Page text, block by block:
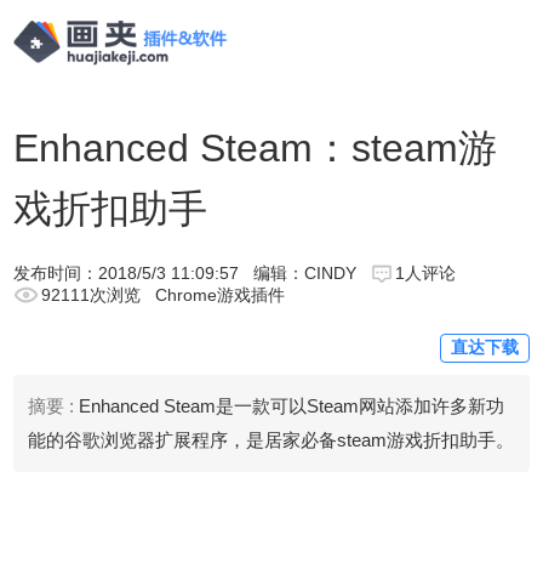
Enhanced Steam：steam游
戏折扣助手
发布时间： 2018/5/3 11:09:57 编辑：CINDY
1人评论
92111次浏览
Chrome游戏插件
直达下载
摘要 : Enhanced Steam是一款可以Steam网站添加许多新功
能的谷歌浏览器扩展程序，是居家必备steam游戏折扣助手。